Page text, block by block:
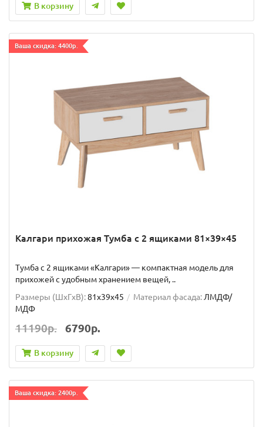
В корзину
Ваша скидка: 4400р.
Калгари прихожая Тумба с 2 ящиками 81×39×45
Тумба с 2 ящиками «Калгари» — компактная модель для
прихожей с удобным хранением вещей, ..
Размеры (ШxГxВ):81x39x45 Материал фасада: ЛМДФ/
МДФ
11190р. 6790р.
В корзину
Ваша скидка: 2400р.